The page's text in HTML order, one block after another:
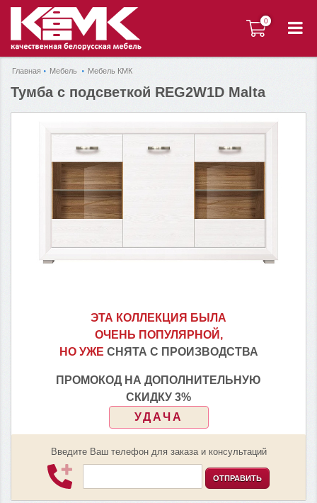
0
0
Главная Мебель Мебель КМК
Тумба с подсветкой REG2W1D Malta
ЭТА КОЛЛЕКЦИЯ БЫЛА
ОЧЕНЬ ПОПУЛЯРНОЙ,
НО УЖЕ СНЯТА С ПРОИЗВОДСТВА
ПРОМОКОД НА ДОПОЛНИТЕЛЬНУЮ
СКИДКУ 3%
УДАЧА
Введите Ваш телефон для заказа и консультаций
ОТПРАВИТЬ